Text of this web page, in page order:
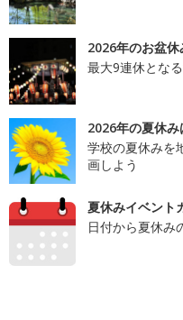
2026年のお盆
最大9連休とな
2026年の夏休
学校の夏休みを
画しよう
夏休みイベント
日付から夏休み